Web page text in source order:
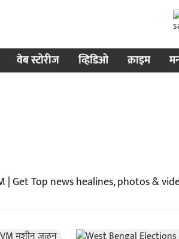
वेब स्टोरीज व्हिडिओ क्राइम
| Get Top news healines, photos &